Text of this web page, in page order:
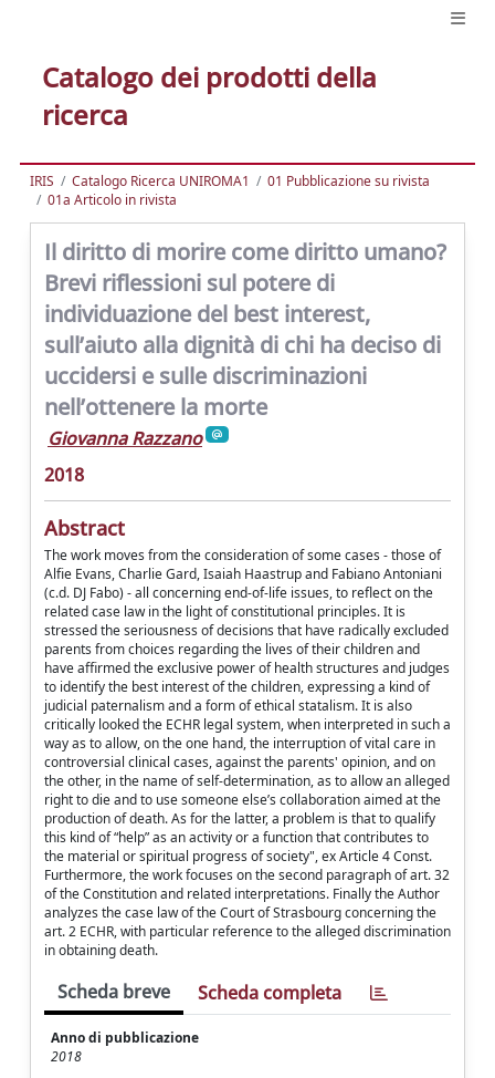
Catalogo dei prodotti della
ricerca
IRIS Catalogo Ricerca UNIROMA1
01 Pubblicazione su rivista
01a Articolo in rivista
Il diritto di morire come diritto umano?
Brevi riflessioni sul potere di
individuazione del best interest,
sull’aiuto alla dignità di chi ha deciso di
uccidersi e sulle discriminazioni
nell’ottenere la morte
Giovanna Razzano
2018
Abstract
The work moves from the consideration of some cases - those of
Alfie Evans, Charlie Gard, Isaiah Haastrup and Fabiano Antoniani
(c.d. DJ Fabo) - all concerning end-of-life issues, to reflect on the
related case law in the light of constitutional principles. It is
stressed the seriousness of decisions that have radically excluded
parents from choices regarding the lives of their children and
have affirmed the exclusive power of health structures and judges
to identify the best interest of the children, expressing a kind of
judicial paternalism and a form of ethical statalism. It is also
critically looked the ECHR legal system, when interpreted in such a
way as to allow, on the one hand, the interruption of vital care in
controversial clinical cases, against the parents' opinion, and on
the other, in the name of self-determination, as to allow an alleged
right to die and to use someone else’s collaboration aimed at the
production of death. As for the latter, a problem is that to qualify
this kind of “help” as an activity or a function that contributes to
the material or spiritual progress of society", ex Article 4 Const.
Furthermore, the work focuses on the second paragraph of art. 32
of the Constitution and related interpretations. Finally the Author
analyzes the case law of the Court of Strasbourg concerning the
art. 2 ECHR, with particular reference to the alleged discrimination
in obtaining death.
Scheda breve Scheda completa
Anno di pubblicazione
2018